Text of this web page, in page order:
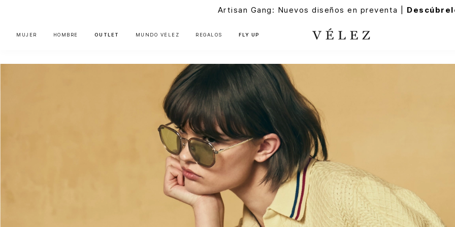
Artisan Gang: Nuevos diseños en preventa |
MUJER HOMBRE OUTLET MUNDO VÉLEZ REGALOS FLY UP